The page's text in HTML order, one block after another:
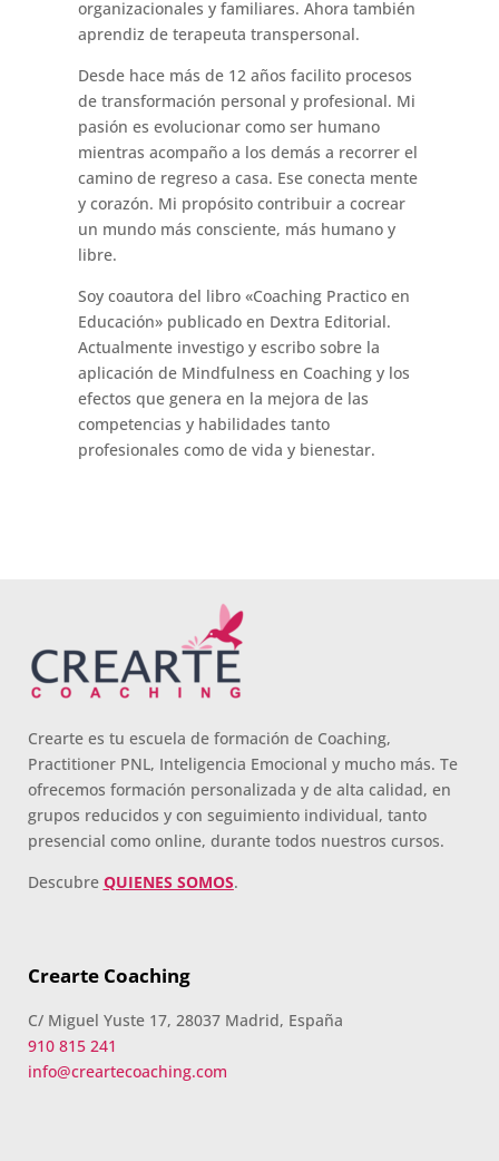
organizacionales y familiares. Ahora también
aprendiz de terapeuta transpersonal.
Desde hace más de 12 años facilito procesos
de transformación personal y profesional. Mi
pasión es evolucionar como ser humano
mientras acompaño a los demás a recorrer el
camino de regreso a casa. Ese conecta mente
y corazón. Mi propósito contribuir a cocrear
un mundo más consciente, más humano y
libre.
Soy coautora del libro «Coaching Practico en
Educación» publicado en Dextra Editorial.
Actualmente investigo y escribo sobre la
aplicación de Mindfulness en Coaching y los
efectos que genera en la mejora de las
competencias y habilidades tanto
profesionales como de vida y bienestar.
Crearte es tu escuela de formación de Coaching,
Practitioner PNL, Inteligencia Emocional y mucho más. Te
ofrecemos formación personalizada y de alta calidad, en
grupos reducidos y con seguimiento individual, tanto
presencial como online, durante todos nuestros cursos.
Descubre QUIENES SOMOS.
Crearte Coaching
C/ Miguel Yuste 17, 28037 Madrid, España
910 815 241
info@creartecoaching.com